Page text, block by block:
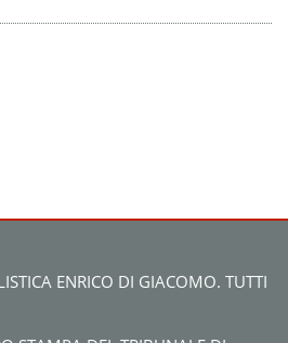
ENRICO DI GIACOMO. TUTTI